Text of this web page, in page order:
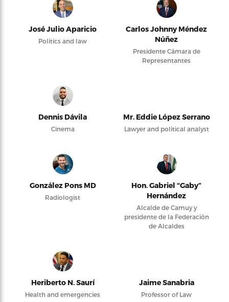
José Julio Aparicio
Politics and law
Carlos Johnny Méndez
Núñez
Presidente Cámara de
Representantes
Dennis Dávila
Cinema
Mr. Eddie López Serrano
Lawyer and political analyst
González Pons MD
Radiologist
Hon. Gabriel “Gaby”
Hernández
Alcalde de Camuy y
presidente de la Federación
de Alcaldes
Heriberto N. Saurí
Health and emergencies
Jaime Sanabria
Professor of Law